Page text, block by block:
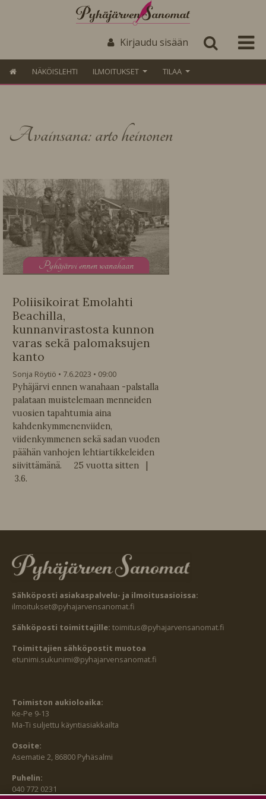
Kirjaudu sisään
NÄKÖISLEHTI ILMOITUKSET TILAA
Avainsana: arto heinonen
Pyhäjärvi ennen wanahaan
Poliisikoirat Emolahti
Beachilla,
kunnanvirastosta kunnon
varas sekä palomaksujen
kanto
Sonja Röytiö 7.6.2023
09:00
Pyhäjärvi ennen wanahaan -palstalla
palataan muistelemaan menneiden
vuosien tapahtumia aina
kahdenkymmenenviiden,
viidenkymmenen sekä sadan vuoden
päähän vanhojen lehtiartikkeleiden
siivittämänä. 25 vuotta sitten |
3.6.
Sähköposti asiakaspalvelu- ja ilmoitusasioissa:
ilmoitukset@pyhajarvensanomat.fi
Sähköposti toimittajille: toimitus@pyhajarvensanomat.fi
Toimittajien sähköpostit muotoa
etunimi.sukunimi@pyhajarvensanomat.fi
Toimiston aukioloaika:
Ke-Pe 9-13
Ma-Ti suljettu käyntiasiakkailta
Osoite:
Asematie 2, 86800 Pyhäsalmi
Puhelin:
040 772 0231